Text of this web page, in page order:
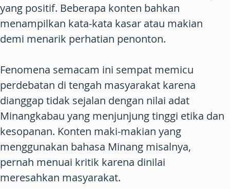
yang positif. Beberapa konten bahkan
menampilkan kata-kata kasar atau makian
demi menarik perhatian penonton.
Fenomena semacam ini sempat memicu
perdebatan di tengah masyarakat karena
dianggap tidak sejalan dengan nilai adat
Minangkabau yang menjunjung tinggi etika dan
kesopanan. Konten maki-makian yang
menggunakan bahasa Minang misalnya,
pernah menuai kritik karena dinilai
meresahkan masyarakat.